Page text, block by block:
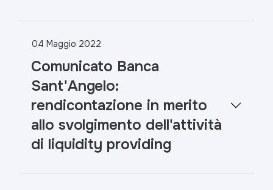
04 Maggio 2022
Comunicato Banca
Sant'Angelo:
rendicontazione in merito
allo svolgimento dell'attività
di liquidity providing